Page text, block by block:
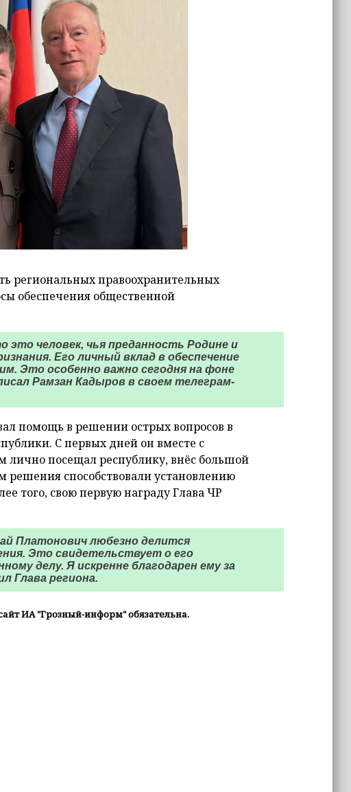
региональных правоохранительных
обеспечения общественной
это человек, чья преданность Родине и
Его личный вклад в обеспечение
Это особенно важно сегодня на фоне
Рамзан Кадыров в своем телеграм-
помощь в решении острых вопросов в
С первых дней он вместе с
посещал республику, внёс большой
способствовали установлению
того, свою первую награду Глава ЧР
Платонович любезно делится
Это свидетельствует о его
делу. Я искренне благодарен ему за
Глава региона.
ИА "Грозный-информ" обязательна.